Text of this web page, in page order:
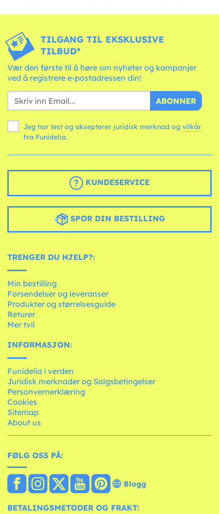
TILGANG TIL EKSKLUSIVE
TILBUD*
Vær den første til å høre om nyheter og kampanjer
ved å registrere e-postadressen din!
ABONNER
Jeg har lest og aksepterer juridisk merknad og vilkår
fra Funidelia.
KUNDESERVICE
SPOR DIN BESTILLING
TRENGER DU HJELP?:
Min bestilling
Forsendelser og leveranser
Produkter og størrelsesguide
Returer
Mer tvil
INFORMASJON:
Funidelia i verden
Juridisk merknader og Salgsbetingelser
Personvernerklæring
Cookies
Sitemap
About us
FØLG OSS PÅ:
Blogg
BETALINGSMETODER OG FRAKT: